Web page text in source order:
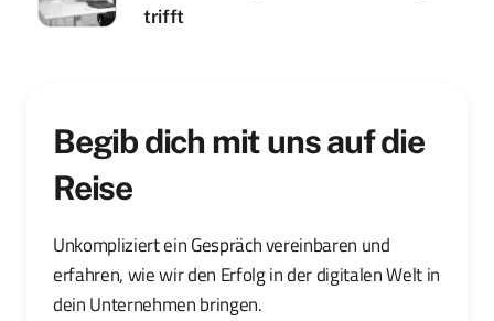
trifft
Begib dich mit uns auf die
Reise
Unkompliziert ein Gespräch vereinbaren und
erfahren, wie wir den Erfolg in der digitalen Welt in
dein Unternehmen bringen.